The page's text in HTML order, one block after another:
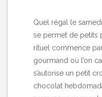
Quel régal le
se permet de petits
rituel commence
gourmand où l’on
s’autorise un petit
chocolat